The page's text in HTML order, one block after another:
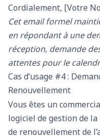
Cordialement, [Votre
Cet email formel
en répondant à une
réception, demande
attentes pour le
Cas d’usage #4 :
Renouvellement
Vous êtes un
logiciel de gestion de
de renouvellement de